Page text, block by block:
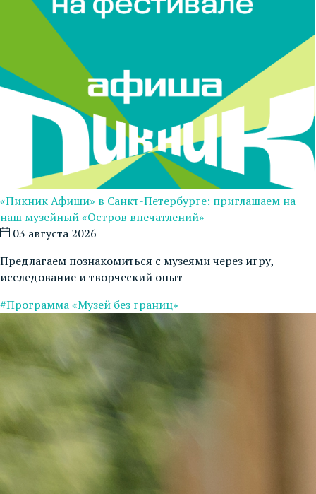
«Пикник Афиши» в Санкт-Петербурге: приглашаем на
наш музейный «Остров впечатлений»
03 августа 2026
Предлагаем познакомиться с музеями через игру,
исследование и творческий опыт
#Программа «Музей без границ»